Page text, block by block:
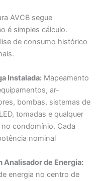
AVCB segue
é simples cálculo.
de consumo histórico
Instalada: Mapeamento
ar-
bombas, sistemas de
tomadas e qualquer
condomínio. Cada
nominal
Analisador de Energia:
energia no centro de